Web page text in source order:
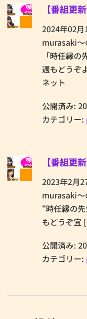
【番組更
2024年02
murasaki～
「時任縁
週もどうぞ
ネット
公開済み:
カテゴリー:
【番組更
2023年2月
murasaki～
“時任縁の
もどうぞ宜
公開済み:
カテゴリー: